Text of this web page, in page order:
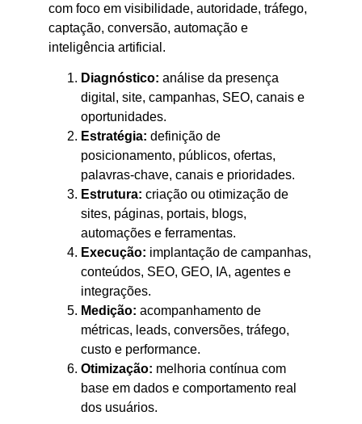
com foco em visibilidade, autoridade, tráfego,
captação, conversão, automação e
inteligência artificial.
Diagnóstico: análise da presença
digital, site, campanhas, SEO, canais e
oportunidades.
Estratégia: definição de
posicionamento, públicos, ofertas,
palavras-chave, canais e prioridades.
Estrutura: criação ou otimização de
sites, páginas, portais, blogs,
automações e ferramentas.
Execução: implantação de campanhas,
conteúdos, SEO, GEO, IA, agentes e
integrações.
Medição: acompanhamento de
métricas, leads, conversões, tráfego,
custo e performance.
Otimização: melhoria contínua com
base em dados e comportamento real
dos usuários.